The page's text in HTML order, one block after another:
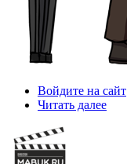
Войдите на сайт
Читать далее